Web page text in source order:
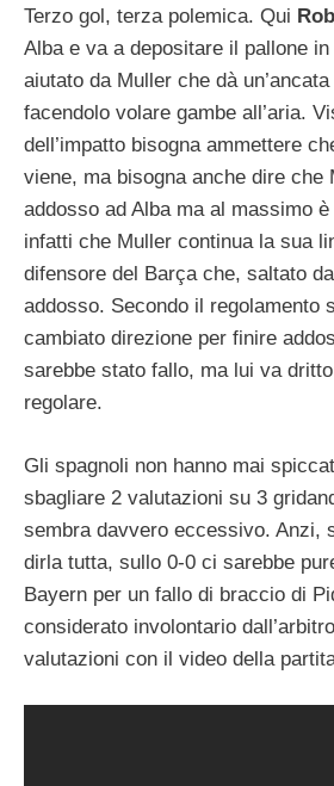
Terzo gol, terza polemica. Qui
Alba e va a depositare il pallone
aiutato da Muller che dà
facendolo volare gambe all’aria.
dell’impatto bisogna ammettere
viene, ma bisogna anche dire che
addosso ad Alba ma al massimo
infatti che Muller continua la sua
difensore del Barça che, saltato
addosso. Secondo il regolamento
cambiato direzione per finire
sarebbe stato fallo, ma lui va
regolare.
Gli spagnoli non hanno mai
sbagliare 2 valutazioni su 3
sembra davvero eccessivo. Anzi,
dirla tutta, sullo 0-0 ci sarebbe
Bayern per un fallo di braccio di
considerato involontario
valutazioni con il video della